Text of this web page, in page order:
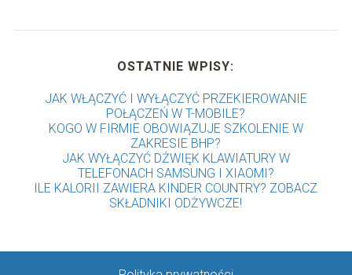
OSTATNIE WPISY:
JAK WŁĄCZYĆ I WYŁĄCZYĆ PRZEKIEROWANIE
POŁĄCZEŃ W T-MOBILE?
KOGO W FIRMIE OBOWIĄZUJE SZKOLENIE W
ZAKRESIE BHP?
JAK WYŁĄCZYĆ DŹWIĘK KLAWIATURY W
TELEFONACH SAMSUNG I XIAOMI?
ILE KALORII ZAWIERA KINDER COUNTRY? ZOBACZ
SKŁADNIKI ODŻYWCZE!